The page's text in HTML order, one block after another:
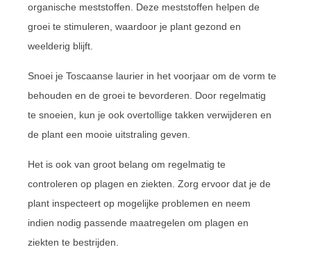
organische meststoffen. Deze meststoffen helpen de
groei te stimuleren, waardoor je plant gezond en
weelderig blijft.
Snoei je Toscaanse laurier in het voorjaar om de vorm te
behouden en de groei te bevorderen. Door regelmatig
te snoeien, kun je ook overtollige takken verwijderen en
de plant een mooie uitstraling geven.
Het is ook van groot belang om regelmatig te
controleren op plagen en ziekten. Zorg ervoor dat je de
plant inspecteert op mogelijke problemen en neem
indien nodig passende maatregelen om plagen en
ziekten te bestrijden.